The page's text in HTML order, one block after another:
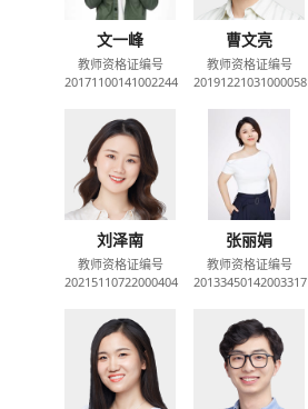
文一峰
教师资格证编号
20171100141002244
曹文亮
教师资格证编号
20191221031000058
刘泽南
教师资格证编号
20215110722000404
张丽娟
教师资格证编号
20133450142003317